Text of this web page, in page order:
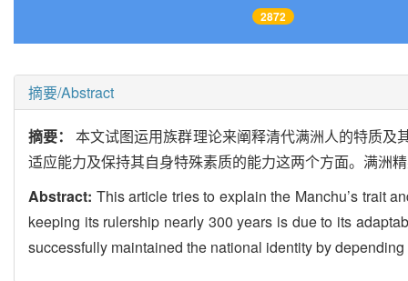
2872
摘要/Abstract
摘要：本文试图运用族群理论来阐释清代满洲人的特质
适应能力及保持其自身特殊素质的能力这两个方面。满洲
Abstract: This article tries to explain the Manchu’s trait
keeping its rulership nearly 300 years is due to its
successfully maintained the national identity by